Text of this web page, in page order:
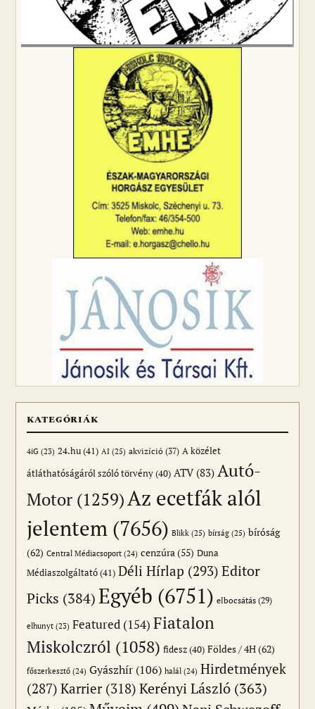
KATEGÓRIÁK
4iG (23) 24.hu(41) AI (25) akvizíció (37) A közélet
átláthatóságáról szóló törvény(40) ATV(83) Autó-
Motor (1259)Az ecetfák alól
jelentem (7656) Blikk (25) bírság (25) bíróság
(62) Central Médiacsoport (24) cenzúra(55) Duna
Médiaszolgáltató(41) Déli Hírlap (293) Editor
Picks (384)Egyéb (6751) elbocsátás (29)
elhunyt (23) Featured (154) Fiatalon
Miskolczról (1058) fidesz(40) Földes / 4H(62)
főszerkesztő (24) Gyászhír (106) halál (24) Hirdetmények
(287) Karrier(318) Kerényi László (363)